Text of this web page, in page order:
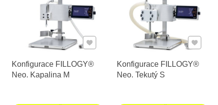
Konfigurace FILLOGY®
Neo. Kapalina M
Přidat k Oblíbeným
Konfigurace FILLOGY®
Neo. Tekutý S
Přidat k